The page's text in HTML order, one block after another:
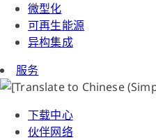
微型化
可再生能源
异构集成
服务
下载中心
伙伴网络